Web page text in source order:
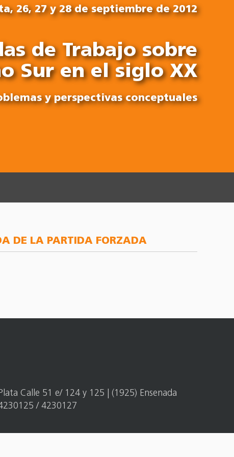
26, 27 y 28 de septiembre de 2012
de Trabajo sobre
Sur en el siglo XX
y perspectivas conceptuales
DE LA PARTIDA FORZADA
Calle 51 e/ 124 y 125 | (1925) Ensenada
/ 4230127